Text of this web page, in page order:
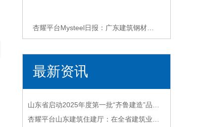
杏耀平台Mysteel日报：广东建筑钢材价格平稳运行 建筑信息成交价格暗降增加
最新资讯